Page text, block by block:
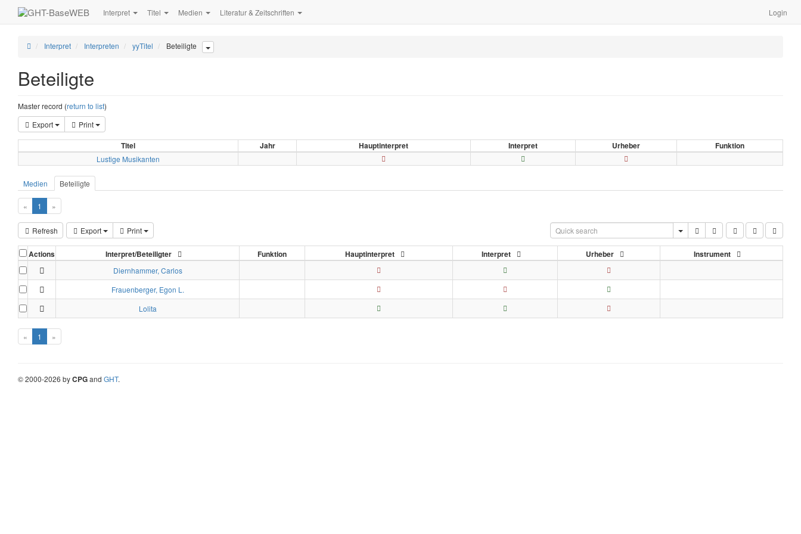
Login
Interpret Titel Medien Literatur & Zeitschriften
Interpret Interpreten yyTitel Beteiligte
Beteiligte
Master record (return to list)
Export
Print
Titel Jahr Hauptinterpret Interpret Urheber Funktion
Lustige Musikanten
Medien Beteiligte
« 1 »
Refresh Export Print
Actions Interpret/Beteiligter Funktion Hauptinterpret Interpret Urheber Instrument
Diernhammer, Carlos
Frauenberger, Egon L.
Lolita
« 1 »
©2000-2026 byCPGand GHT.